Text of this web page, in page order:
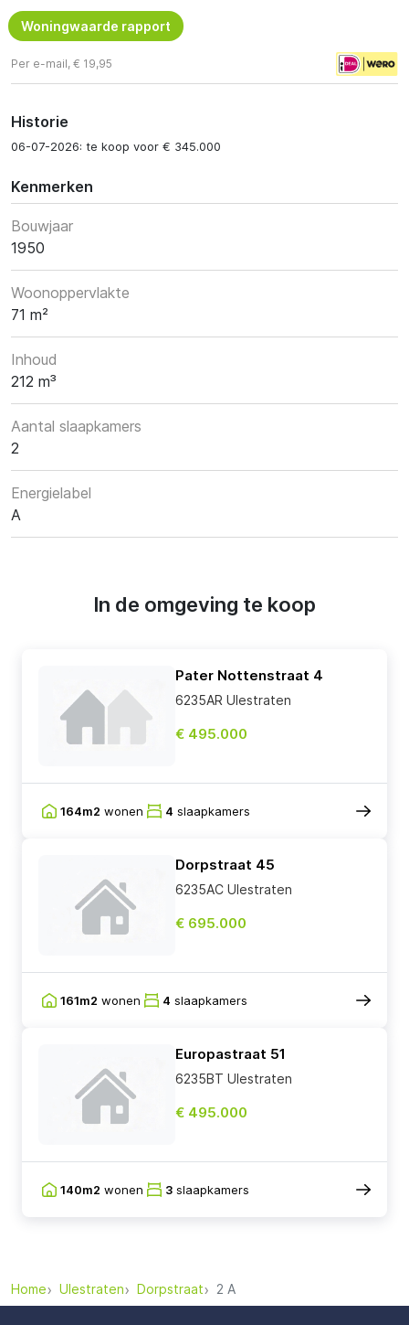
Woningwaarde rapport
Per e-mail, € 19,95
Historie
06-07-2026: te koop voor € 345.000
Kenmerken
Bouwjaar
1950
Woonoppervlakte
71 m²
Inhoud
212 m³
Aantal slaapkamers
2
Energielabel
A
In de omgeving te koop
Pater Nottenstraat 4
6235AR Ulestraten
€ 495.000
164m2 wonen 4 slaapkamers
Dorpstraat 45
6235AC Ulestraten
€ 695.000
161m2 wonen 4 slaapkamers
Europastraat 51
6235BT Ulestraten
€ 495.000
140m2 wonen 3 slaapkamers
Home Ulestraten Dorpstraat 2 A